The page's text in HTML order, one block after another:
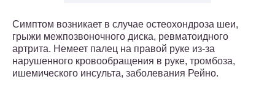
Симптом возникает в случае остеохондроза шеи,
грыжи межпозвоночного диска, ревматоидного
артрита. Немеет палец на правой руке из-за
нарушенного кровообращения в руке, тромбоза,
ишемического инсульта, заболевания Рейно.